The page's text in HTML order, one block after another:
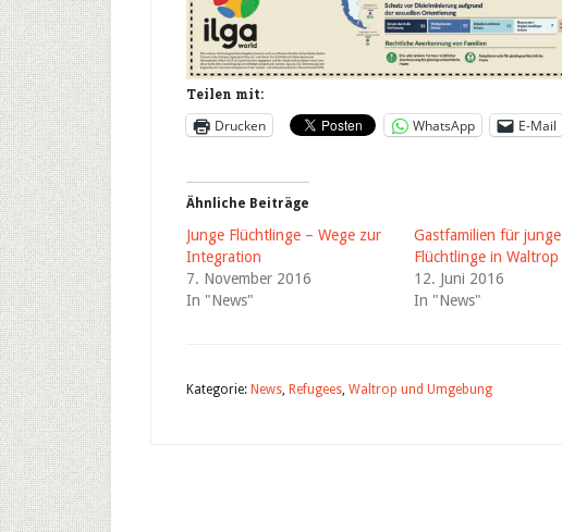
Teilen mit:
Drucken WhatsApp E-Mail
Ähnliche Beiträge
Junge Flüchtlinge – Wege zur
Integration
7. November 2016
In "News"
Gastfamilien für junge
Flüchtlinge in Waltrop
12. Juni 2016
In "News"
Kategorie: News, Refugees, Waltrop und Umgebung